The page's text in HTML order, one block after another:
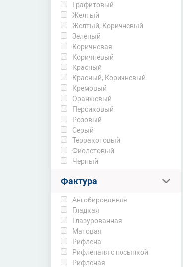
Графитовый
Желтый
Желтый, Коричневый
Зеленый
Коричневая
Коричневый
Красный
Красный, Коричневый
Кремовый
Оранжевый
Персиковый
Розовый
Серый
Терракотовый
Фиолетовый
Черный
Фактура
Ангобированная
Гладкая
Глазурованная
Матовая
Рифлена
Рифленаня с посыпкой
Рифленая